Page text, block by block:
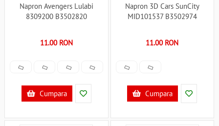
Napron Avengers Lulabi
8309200 B3502820
11.00 RON
Cumpara
Napron 3D Cars SunCity
MID101537 B3502974
11.00 RON
Cumpara